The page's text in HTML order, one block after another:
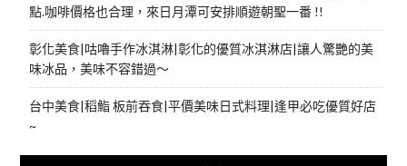
點.咖啡價格也合理，來日月潭可安排順遊朝聖一番 !!
彰化美食|咕嚕手作冰淇淋|彰化的優質冰淇淋店|讓人驚艷的美
味冰品，美味不容錯過～
台中美食|稻鮨 板前吞食|平價美味日式料理|逢甲必吃優質好店
~